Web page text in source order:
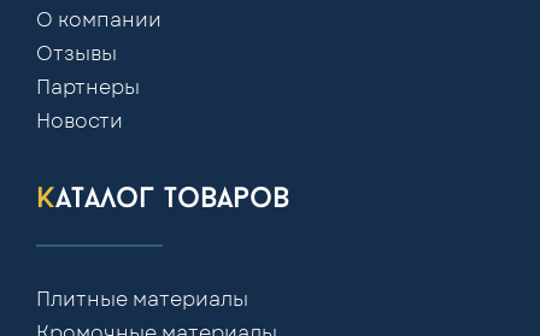
О компании
Отзывы
Партнеры
Новости
каталог товаров
Плитные материалы